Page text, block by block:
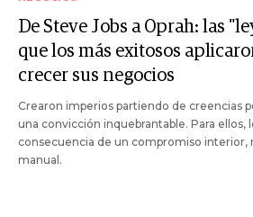
De Steve Jobs a Oprah: las
que los más exitosos
crecer sus negocios
Crearon imperios partiendo de creencias
una convicción inquebrantable. Para ellos,
consecuencia de un compromiso interior,
manual.